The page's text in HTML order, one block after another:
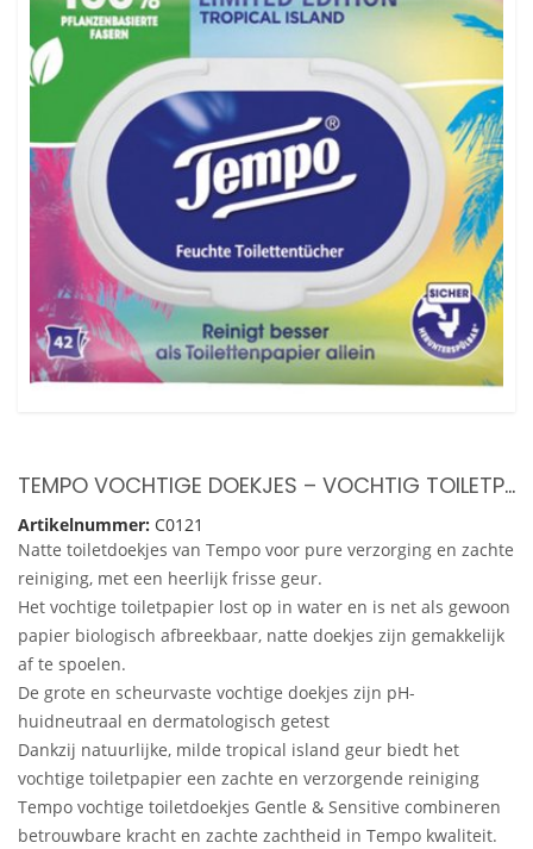
TEMPO VOCHTIGE DOEKJES – VOCHTIG TOILETPAPIER – VOORDEEL SET 2 X 42 STUKS
Artikelnummer: C0121
Natte toiletdoekjes van Tempo voor pure verzorging en zachte
reiniging, met een heerlijk frisse geur.
Het vochtige toiletpapier lost op in water en is net als gewoon
papier biologisch afbreekbaar, natte doekjes zijn gemakkelijk
af te spoelen.
De grote en scheurvaste vochtige doekjes zijn pH-
huidneutraal en dermatologisch getest
Dankzij natuurlijke, milde tropical island geur biedt het
vochtige toiletpapier een zachte en verzorgende reiniging
Tempo vochtige toiletdoekjes Gentle & Sensitive combineren
betrouwbare kracht en zachte zachtheid in Tempo kwaliteit.